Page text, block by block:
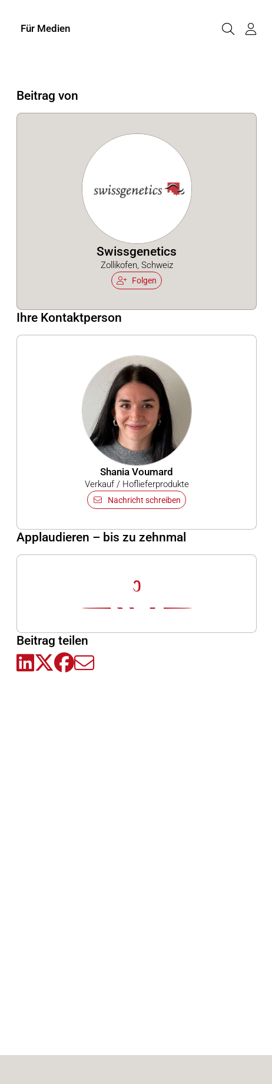
Für Medien
Beitrag von
Swissgenetics
Zollikofen, Schweiz
Folgen
Ihre Kontaktperson
Shania Voumard
Verkauf / Hoflieferprodukte
Nachricht schreiben
Applaudieren – bis zu zehnmal
0
Beitrag teilen